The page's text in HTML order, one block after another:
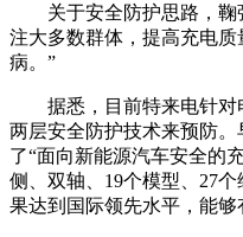
关于安全防护思路，
注大多数群体，提高充电
病。”
据悉，目前特来电针
两层安全防护技术来预防
了“面向新能源汽车安全的
侧、双轴、19个模型、27
果达到国际领先水平，能够